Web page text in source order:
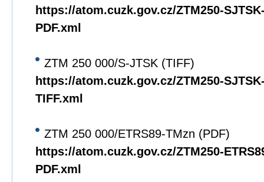
https://atom.cuzk.gov.cz/ZTM250-
PDF.xml
ZTM 250 000/S-JTSK (TIFF)
https://atom.cuzk.gov.cz/ZTM250-
TIFF.xml
ZTM 250 000/ETRS89-TMzn (PDF)
https://atom.cuzk.gov.cz/ZTM250-
PDF.xml